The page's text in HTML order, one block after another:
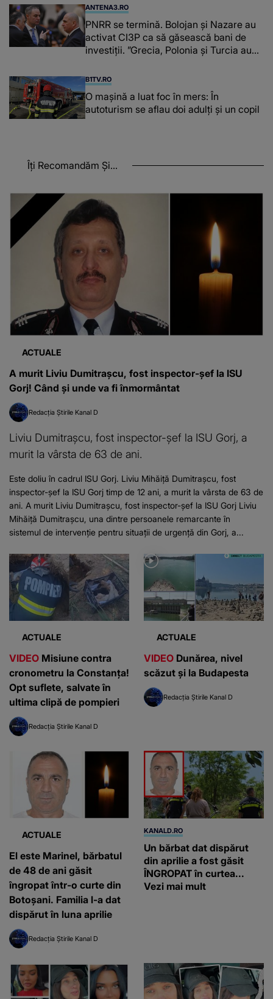
ANTENA3.RO
PNRR se termină. Bolojan și Nazare au
activat CI3P ca să găsească bani de
investiții. ”Grecia, Polonia şi Turcia au
B1TV.RO
O maşină a luat foc în mers: În
autoturism se aflau doi adulți și un copil
Îți Recomandăm Și...
ACTUALE
A murit Liviu Dumitrașcu, fost inspector-șef la ISU
Gorj! Când și unde va fi înmormântat
Redacția Știrile Kanal D
Liviu Dumitrașcu, fost inspector-șef la ISU Gorj, a
murit la vârsta de 63 de ani.
Este doliu în cadrul ISU Gorj. Liviu Mihăiță Dumitrașcu, fost
inspector-șef la ISU Gorj timp de 12 ani, a murit la vârsta de 63 de
ani. A murit Liviu Dumitrașcu, fost inspector-șef la ISU Gorj Liviu
Mihăiță Dumitrașcu, una dintre persoanele remarcante în
sistemul de intervenție pentru situații de urgență din Gorj, a...
ACTUALE
VIDEO Misiune contra
cronometru la Constanța!
Opt suflete, salvate în
ultima clipă de pompieri
Redacția Știrile Kanal D
ACTUALE
VIDEO Dunărea, nivel
scăzut și la Budapesta
Redacția Știrile Kanal D
ACTUALE
El este Marinel, bărbatul
de 48 de ani găsit
îngropat într-o curte din
Botoșani. Familia l-a dat
dispărut în luna aprilie
Redacția Știrile Kanal D
KANALD.RO
Un bărbat dat dispărut
din aprilie a fost găsit
ÎNGROPAT în curtea...
Vezi mai mult